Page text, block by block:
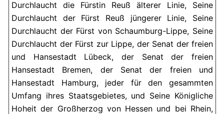
Durchlaucht die Fürstin Reuß älterer Linie, Seine
Durchlaucht der Fürst Reuß jüngerer Linie, Seine
Durchlaucht der Fürst von Schaumburg-Lippe, Seine
Durchlaucht der Fürst zur Lippe, der Senat der freien
und Hansestadt Lübeck, der Senat der freien
Hansestadt Bremen, der Senat der freien und
Hansestadt Hamburg, jeder für den gesammten
Umfang ihres Staatsgebietes, und Seine Königliche
Hoheit der Großherzog von Hessen und bei Rhein,